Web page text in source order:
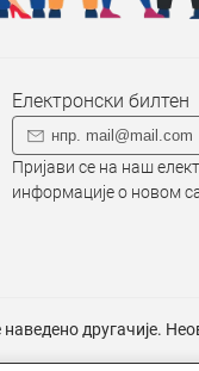
Електронски билтен
Пријави се на наш
информације о новом
другачије.